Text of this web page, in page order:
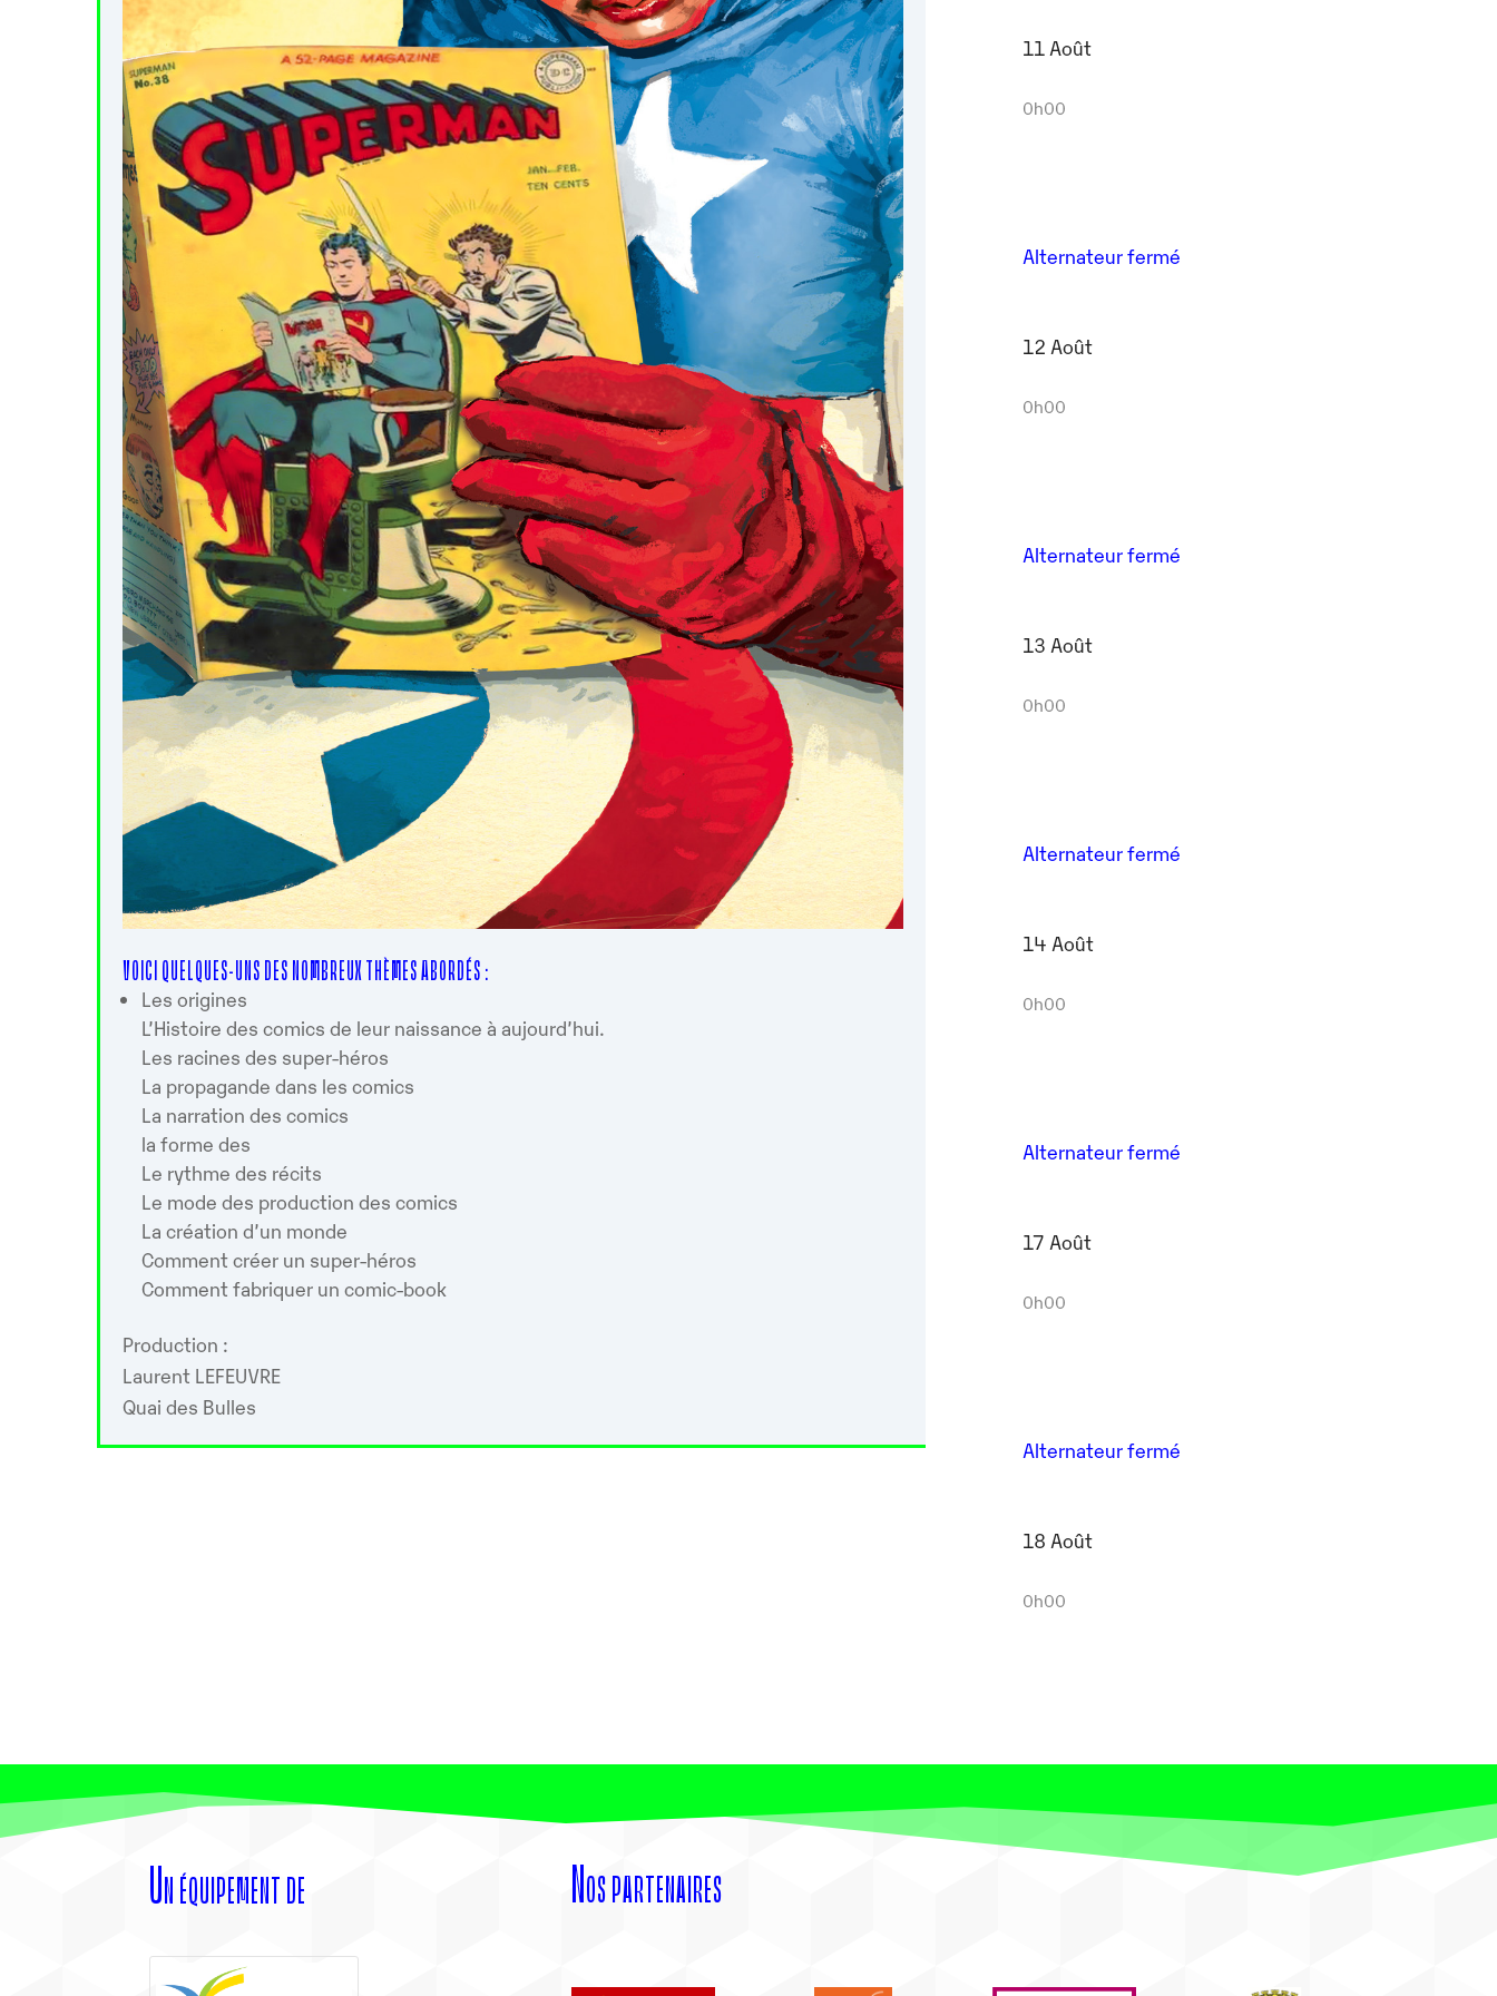
VOICI QUELQUES-UNS DES NOMBREUX THÈMES ABORDÉS :
Les origines
L’Histoire des comics de leur naissance à aujourd’hui.
Les racines des super-héros
La propagande dans les comics
La narration des comics
la forme des
Le rythme des récits
Le mode des production des comics
La création d’un monde
Comment créer un super-héros
Comment fabriquer un comic-book
Production :
Laurent LEFEUVRE
Quai des Bulles
11 Août
0h00
Alternateur fermé
12 Août
0h00
Alternateur fermé
13 Août
0h00
Alternateur fermé
14 Août
0h00
Alternateur fermé
17 Août
0h00
Alternateur fermé
18 Août
0h00
Un équipement de Nos partenaires